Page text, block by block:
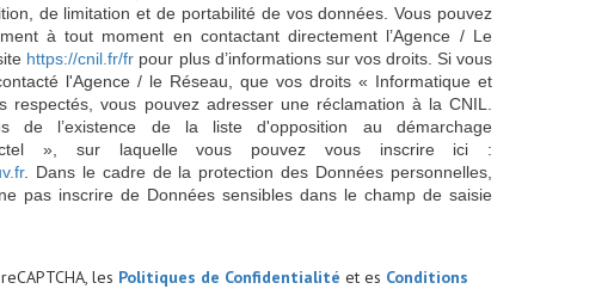
de limitation et de portabilité de vos données. Vous pouvez
à tout moment en contactant directement l’Agence / Le
https://cnil.fr/fr pour plus d’informations sur vos droits. Si vous
l'Agence / le Réseau, que vos droits « Informatique et
respectés, vous pouvez adresser une réclamation à la CNIL.
de l’existence de la liste d'opposition au démarchage
», sur laquelle vous pouvez vous inscrire ici :
. Dans le cadre de la protection des Données personnelles,
pas inscrire de Données sensibles dans le champ de saisie
les Politiques de Confidentialité et es Conditions